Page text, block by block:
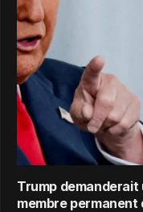
Trump demanderait
membre permanent